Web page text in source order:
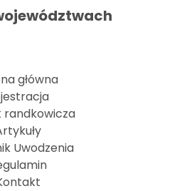
główna
randkowicza
Uwodzenia